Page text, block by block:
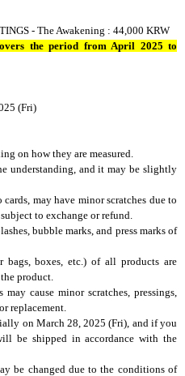
- The Awakening : 44,000 KRW
the period from April 2025 to
(Fri)
on how they are measured.
understanding, and it may be slightly
may have minor scratches due to
to exchange or refund.
bubble marks, and press marks of
bags, boxes, etc.) of all products are
product.
cause minor scratches, pressings,
replacement.
on March 28, 2025 (Fri), and if you
be shipped in accordance with the
be changed due to the conditions of